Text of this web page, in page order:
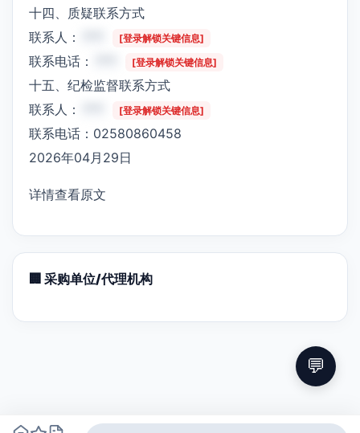
十四、质疑联系方式
联系人：
[登录解锁关键信息]
联系电话： [登录解锁关键信息]
十五、纪检监督联系方式
联系人：
[登录解锁关键信息]
联系电话：02580860458
2026年04月29日
详情查看原文
🏢 采购单位/代理机构
💬